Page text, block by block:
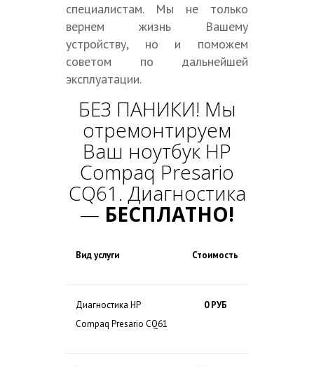
специалистам. Мы не только
вернем жизнь Вашему
устройству, но и поможем
советом по дальнейшей
эксплуатации.
БЕЗ ПАНИКИ! Мы
отремонтируем
Ваш ноутбук HP
Compaq Presario
CQ61. Диагностика
— БЕСПЛАТНО!
Вид услуги Стоимость
Диагностика HP
Compaq Presario CQ61
0 РУБ